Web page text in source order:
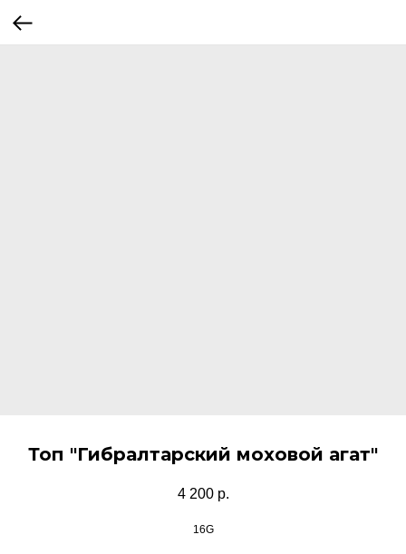
Топ "Гибралтарский моховой агат"
4 200 р.
16G